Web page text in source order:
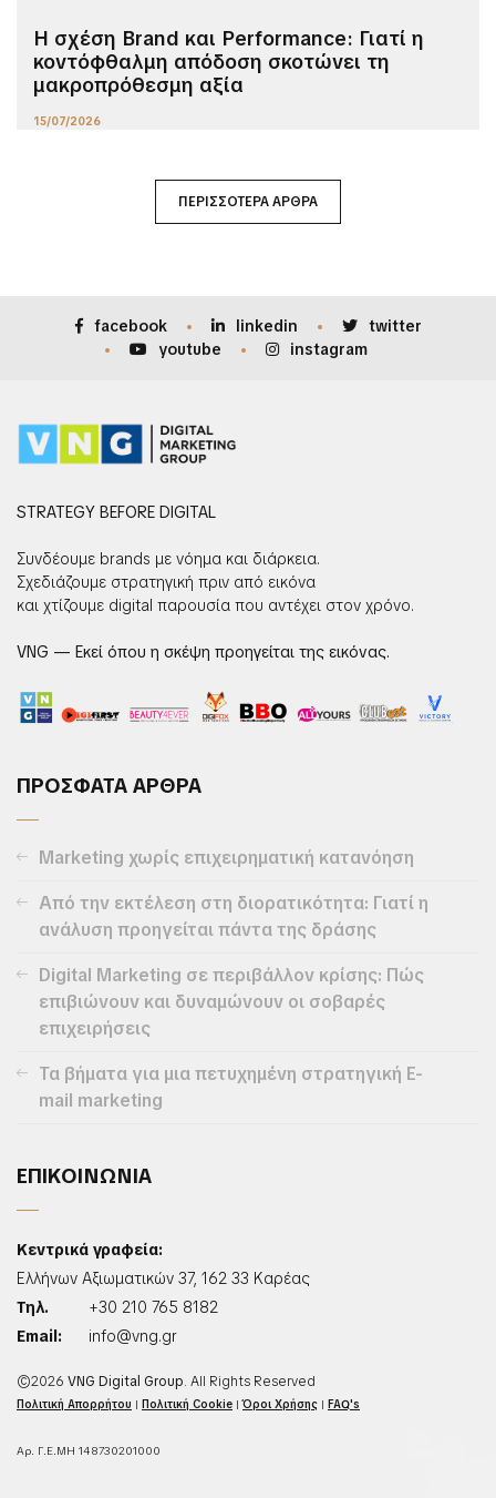
Η σχέση Brand και Performance: Γιατί η
κοντόφθαλμη απόδοση σκοτώνει τη
μακροπρόθεσμη αξία
15/07/2026
ΠΕΡΙΣΣΌΤΕΡΑ ΆΡΘΡΑ
facebook linkedin
twitter
youtube
instagram
STRATEGY BEFORE DIGITAL
Συνδέουμε brands με νόημα και διάρκεια.
Σχεδιάζουμε στρατηγική πριν από εικόνα
και χτίζουμε digital παρουσία που αντέχει στον χρόνο.
VNG — Εκεί όπου η σκέψη προηγείται της εικόνας.
ΠΡΟΣΦΑΤΑ ΑΡΘΡΑ
Marketing χωρίς επιχειρηματική κατανόηση
Από την εκτέλεση στη διορατικότητα: Γιατί η
ανάλυση προηγείται πάντα της δράσης
Digital Marketing σε περιβάλλον κρίσης: Πώς
επιβιώνουν και δυναμώνουν οι σοβαρές
επιχειρήσεις
Τα βήματα για μια πετυχημένη στρατηγική E-
mail marketing
ΕΠΙΚΟΙΝΩΝΙΑ
Κεντρικά γραφεία:
Ελλήνων Αξιωματικών 37, 162 33 Καρέας
Τηλ.
+30 210 765 8182
Email:
info@vng.gr
©2026 VNG Digital Group. All Rights Reserved
Πολιτική Απορρήτου | Πολιτική Cookie |Όροι Χρήσης | FAQ's
Αρ. Γ.Ε.ΜΗ 148730201000